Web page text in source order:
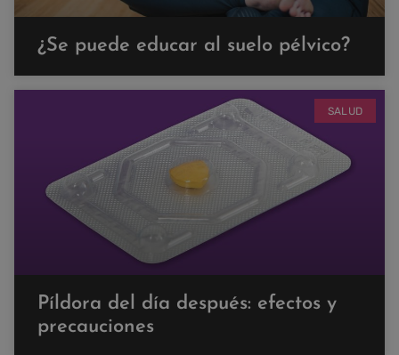
¿Se puede educar al suelo pélvico?
SALUD
Píldora del día después: efectos y
precauciones